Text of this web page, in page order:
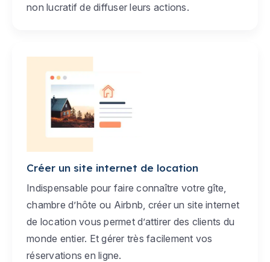
non lucratif de diffuser leurs actions.
Créer un site internet de location
Indispensable pour faire connaître votre gîte,
chambre d’hôte ou Airbnb, créer un site internet
de location vous permet d’attirer des clients du
monde entier. Et gérer très facilement vos
réservations en ligne.